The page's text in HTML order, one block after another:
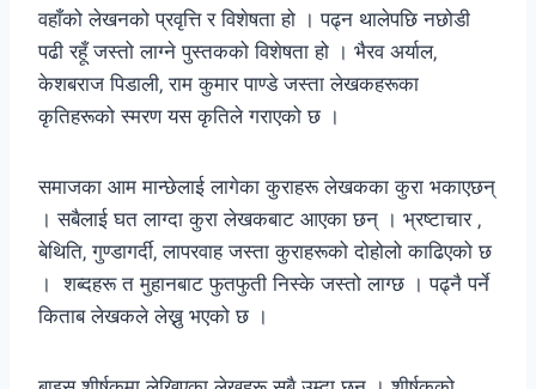
वहाँको लेखनको प्रवृत्ति र विशेषता हो । पढ्न थालेपछि नछोडी
पढी रहूँ जस्तो लाग्ने पुस्तकको विशेषता हो । भैरव अर्याल‚
केशबराज पिडाली‚ राम कुमार पाण्डे जस्ता लेखकहरूका
कृतिहरूको स्मरण यस कृतिले गराएको छ ।
समाजका आम मान्छेलाई लागेका कुराहरू लेखकका कुरा भकाएछन्
। सबैलाई घत लाग्दा कुरा लेखकबाट आएका छन् । भ्रष्टाचार ‚
बेथिति‚ गुण्डागर्दी‚ लापरवाह जस्ता कुराहरूको दोहोलो काढिएको छ
। शब्दहरू त मुहानबाट फुतफुती निस्के जस्तो लाग्छ । पढ्नै पर्ने
किताब लेखकले लेख्नु भएको छ ।